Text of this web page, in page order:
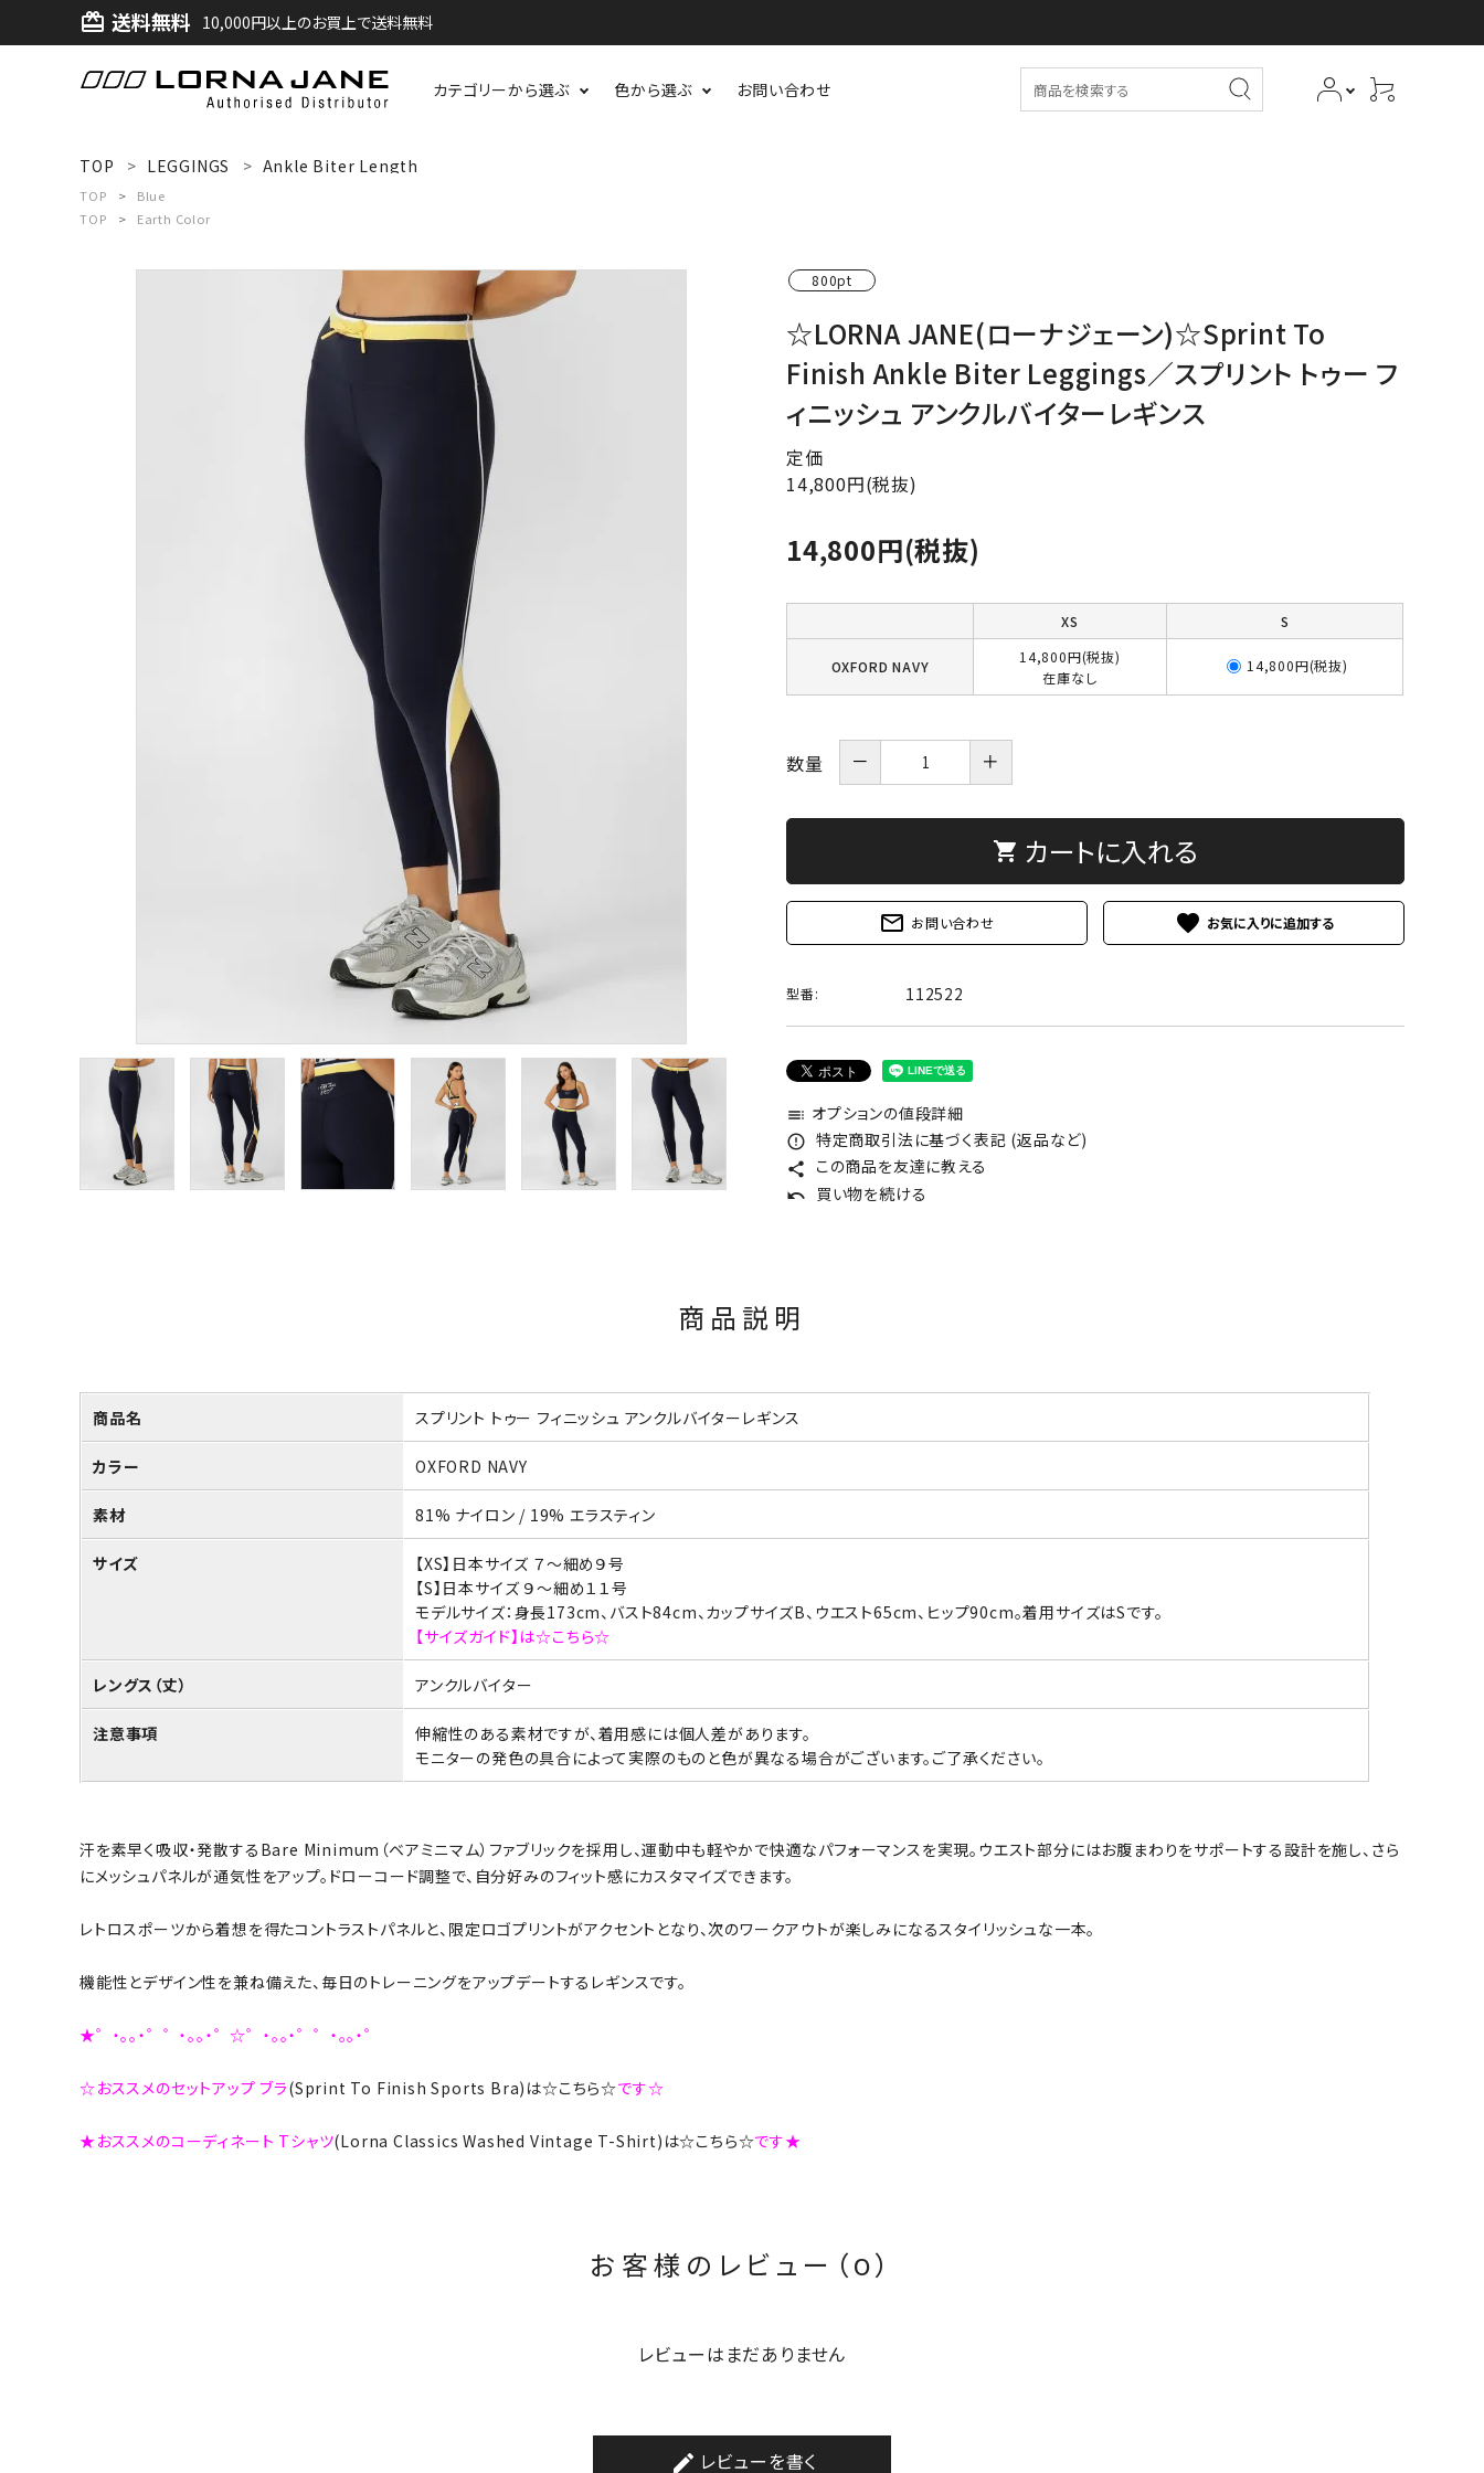
card_giftcard 送料無料 10,000円以上のお買上で送料無料
カテゴリーから選ぶ 色から選ぶ お問い合わせ
ACCOUNT MENU
ようこそ ゲスト 様
TOP LEGGINGS Ankle Biter Length
TOP
Blue
TOP
Earth Color
800pt
☆LORNA JANE(ローナジェーン)☆Sprint To
Finish Ankle Biter Leggings／スプリント トゥー フ
ィニッシュ アンクルバイターレギンス
定価
14,800円(税抜)
14,800円(税抜)
XS S
OXFORD NAVY
14,800円(税抜)
在庫なし
14,800円(税抜)
数量 － ＋
shopping_cart カートに入れる
mail_outline お問い合わせ favorite
型番: 112522
toc オプションの値段詳細
error_outline 特定商取引法に基づく表記 (返品など)
share この商品を友達に教える
undo 買い物を続ける
商品説明
商品名 スプリント トゥー フィニッシュ アンクルバイターレギンス
カラー OXFORD NAVY
素材 81% ナイロン / 19% エラスティン
サイズ
【XS】日本サイズ ７～細め９号
【S】日本サイズ ９～細め１１号
モデルサイズ：身長173cm、バスト84cm、カップサイズB、ウエスト65cm、ヒップ90cm。着用サイズはSです。
【サイズガイド】は☆こちら☆
レングス（丈） アンクルバイター
注意事項
伸縮性のある素材ですが、着用感には個人差があります。
モニターの発色の具合によって実際のものと色が異なる場合がございます。ご了承ください。
汗を素早く吸収・発散するBare Minimum（ベアミニマム）ファブリックを採用し、運動中も軽やかで快適なパフォーマンスを実現。ウエスト部分にはお腹まわりをサポートする設計を施し、さら
にメッシュパネルが通気性をアップ。ドローコード調整で、自分好みのフィット感にカスタマイズできます。
レトロスポーツから着想を得たコントラストパネルと、限定ロゴプリントがアクセントとなり、次のワークアウトが楽しみになるスタイリッシュな一本。
機能性とデザイン性を兼ね備えた、毎日のトレーニングをアップデートするレギンスです。
★゜・。。・゜゜・。。・゜☆゜・。。・゜゜・。。・゜
☆おススメのセットアップ ブラ(Sprint To Finish Sports Bra)は☆こちら☆です☆
★おススメのコーディネート Tシャツ(Lorna Classics Washed Vintage T-Shirt)は☆こちら☆です★
お客様のレビュー（0）
レビューはまだありません
create レビューを書く